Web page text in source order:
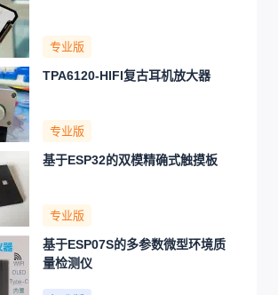
专业版
TPA6120-HIFI复古耳机放大器
专业版
基于ESP32的双模精确式触摸板
专业版
基于ESP07S的多参数微型环境质
量检测仪